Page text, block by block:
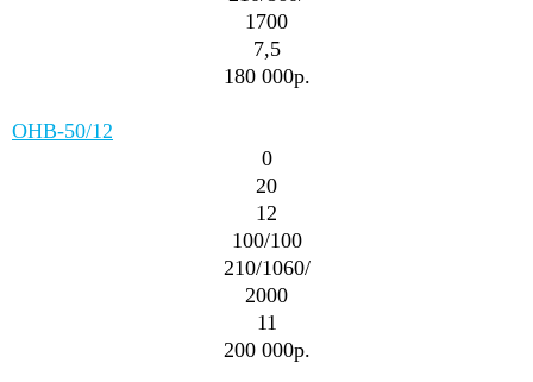
1700
7,5
180 000р.
ОНВ-50/12
0
20
12
100/100
210/1060/
2000
11
200 000р.